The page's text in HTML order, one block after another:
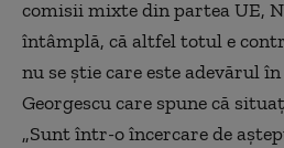
comisii mixte din partea UE,
întâmplă, că altfel totul e
nu se ştie care este adevărul
Georgescu care spune că
„Sunt într-o încercare de